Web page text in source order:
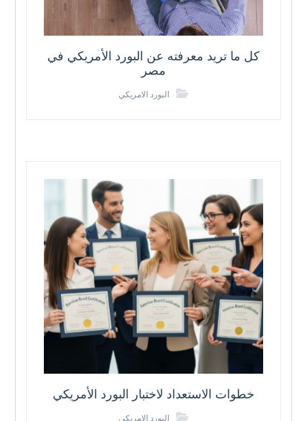
كل ما تريد معرفته عن البورد الأمريكي في
مصر
البورد الامريكي
خطوات الاستعداد لاختبار البورد الأمريكي
البورد الامريكي